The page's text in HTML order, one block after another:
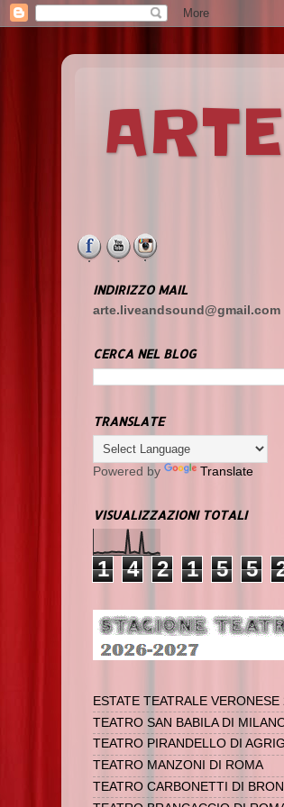
INDIRIZZO MAIL
arte.liveandsound@gmail.com
CERCA NEL BLOG
TRANSLATE
Powered by Translate
VISUALIZZAZIONI TOTALI
1 4 2 1 5 5
ESTATE TEATRALE VERONESE
TEATRO SAN BABILA DI
TEATRO PIRANDELLO DI
TEATRO MANZONI DI ROMA
TEATRO CARBONETTI DI BRONI